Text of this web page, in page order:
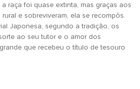
raça foi quase extinta, mas graças aos
e sobreviveram, ela se recompôs.
Japonesa, segundo a tradição, os
ao seu tutor e o amor dos
que recebeu o título de tesouro